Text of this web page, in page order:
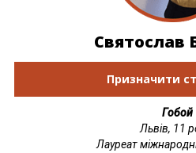
Святослав
Призначити
Гобой
Львів, 11
Лауреат